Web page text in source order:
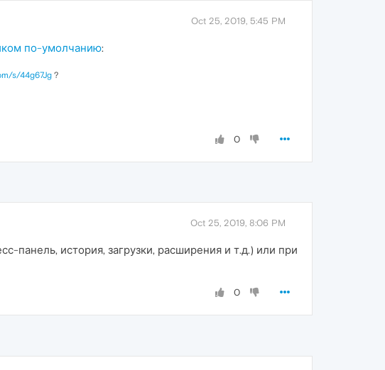
Oct 25, 2019, 5:45 PM
по-умолчанию:
s/44g67Jg ?
0
Oct 25, 2019, 8:06 PM
панель, история, загрузки, расширения и т.д.) или при
0